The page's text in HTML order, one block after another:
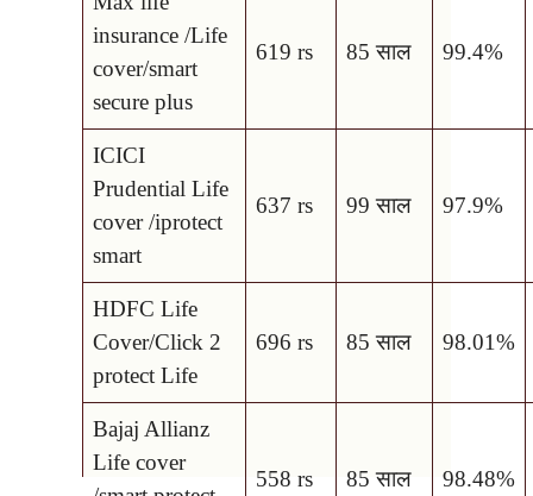
insurance /Life
cover/smart
secure plus
619 rs 85 साल 99.4%
ICICI
Prudential Life
cover /iprotect
smart
637 rs 99 साल 97.9%
HDFC Life
Cover/Click 2
protect Life
696 rs 85 साल 98.01%
Bajaj Allianz
Life cover
558 rs 85 साल 98.48%